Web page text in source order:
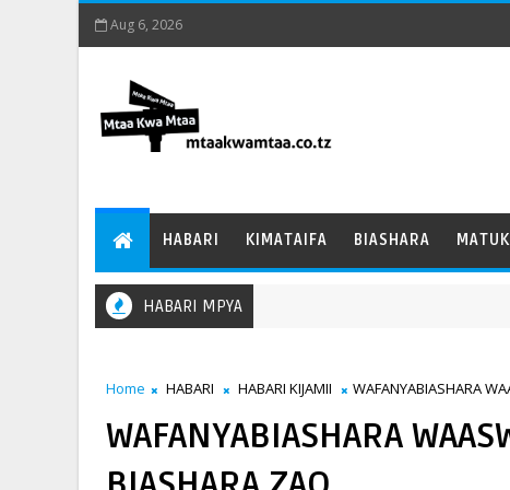
Aug 6, 2026
HABARI KIMATAIFA BIASHARA
HABARI MPYA
Home HABARI HABARI KIJAMII WAFANYABIASHARA
WAFANYABIASHARA